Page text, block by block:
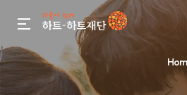
gnb menu open